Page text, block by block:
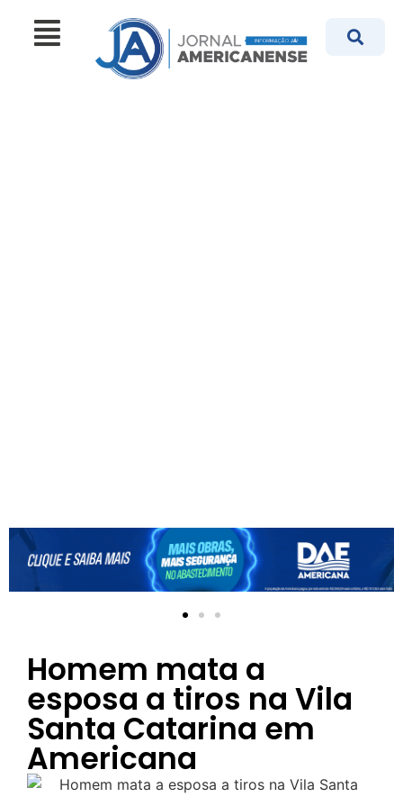
Homem mata a
esposa a tiros na Vila
Santa Catarina em
Americana